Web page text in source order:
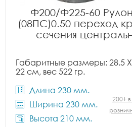
Ф200/Ф225-60
(08ПС)0.50 переход
сечения
Габаритные размеры: 28.5 X
22 см, вес 522 гр.
Длина 230 мм.
Ширина 230 мм.
Высота 210 мм.
200+